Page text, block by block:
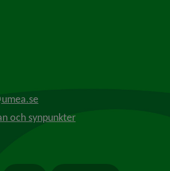
till annan webbplats, öppnas i nytt
och synpunkter